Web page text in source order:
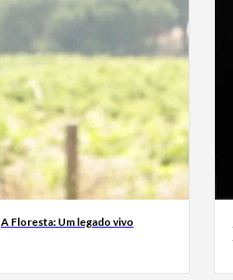
A Floresta: Um legado vivo